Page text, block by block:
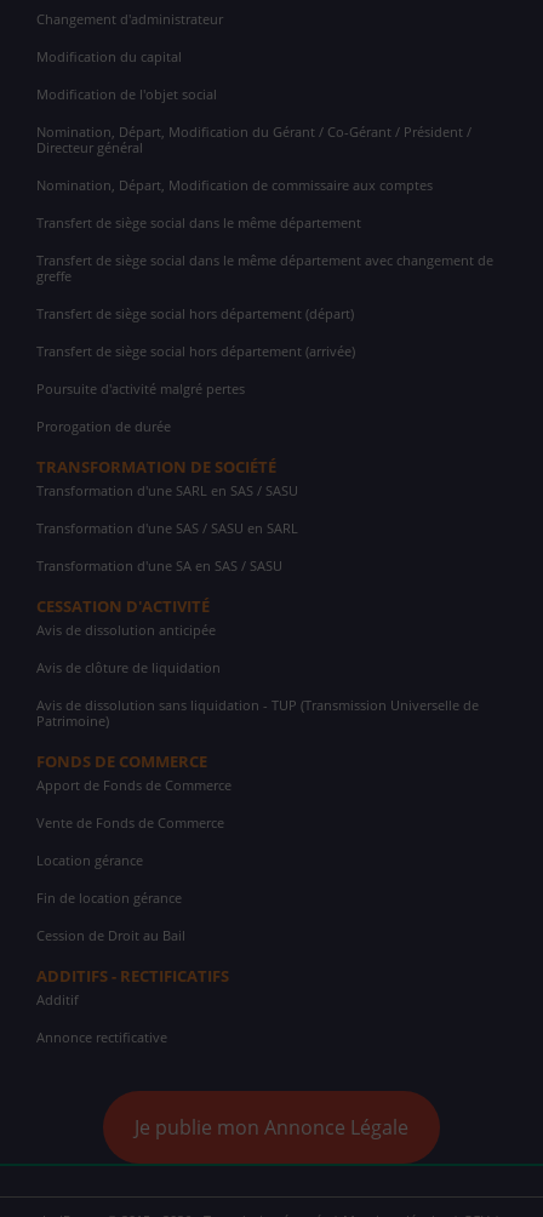
Changement d'administrateur
Modification du capital
Modification de l'objet social
Nomination, Départ, Modification du Gérant / Co-Gérant / Président /
Directeur général
Nomination, Départ, Modification de commissaire aux comptes
Transfert de siège social dans le même département
Transfert de siège social dans le même département avec changement de
greffe
Transfert de siège social hors département (départ)
Transfert de siège social hors département (arrivée)
Poursuite d'activité malgré pertes
Prorogation de durée
TRANSFORMATION DE SOCIÉTÉ
Transformation d'une SARL en SAS / SASU
Transformation d'une SAS / SASU en SARL
Transformation d'une SA en SAS / SASU
CESSATION D'ACTIVITÉ
Avis de dissolution anticipée
Avis de clôture de liquidation
Avis de dissolution sans liquidation - TUP (Transmission Universelle de
Patrimoine)
FONDS DE COMMERCE
Apport de Fonds de Commerce
Vente de Fonds de Commerce
Location gérance
Fin de location gérance
Cession de Droit au Bail
ADDITIFS - RECTIFICATIFS
Additif
Annonce rectificative
Je publie mon Annonce Légale